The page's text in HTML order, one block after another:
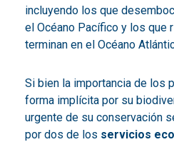
incluyendo los que
el Océano Pacífico y los que
terminan en el Océano
Si bien la importancia de los
forma implícita por su
urgente de su conservación
por dos de los servicios